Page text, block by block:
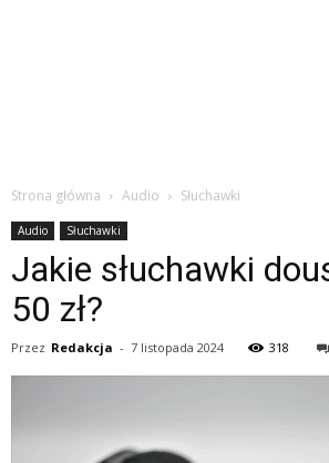
Strona główna Audio Słuchawki
Audio Słuchawki
Jakie słuchawki
50 zł?
Przez Redakcja - 7 listopada 2024 318